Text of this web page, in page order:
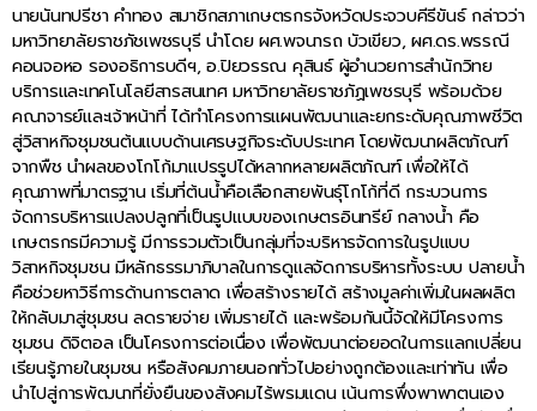
นายนันทปรีชา คำทอง สมาชิกสภาเกษตรกรจังหวัดประจวบคีรีขันธ์ กล่าวว่า
มหาวิทยาลัยราชภัชเพชรบุรี นำโดย ผศ.พจนารถ บัวเขียว, ผศ.ดร.พรรณี
คอนจอหอ รองอธิการบดีฯ, อ.ปิยวรรณ คุสินธ์ ผู้อำนวยการสำนักวิทย
บริการและเทคโนโลยีสารสนเทศ มหาวิทยาลัยราชภัฏเพชรบุรี พร้อมด้วย
คณาจารย์และเจ้าหน้าที่ ได้ทำโครงการแผนพัฒนาและยกระดับคุณภาพชีวิต
สู่วิสาหกิจชุมชนต้นแบบด้านเศรษฐกิจระดับประเทศ โดยพัฒนาผลิตภัณฑ์
จากพืช นำผลของโกโก้มาแปรรูปได้หลากหลายผลิตภัณฑ์ เพื่อให้ได้
คุณภาพที่มาตรฐาน เริ่มที่ต้นน้ำคือเลือกสายพันธุ์โกโก้ที่ดี กระบวนการ
จัดการบริหารแปลงปลูกที่เป็นรูปแบบของเกษตรอินทรีย์ กลางน้ำ คือ
เกษตรกรมีความรู้ มีการรวมตัวเป็นกลุ่มที่จะบริหารจัดการในรูปแบบ
วิสาหกิจชุมชน มีหลักธรรมาภิบาลในการดูแลจัดการบริหารทั้งระบบ ปลายน้ำ
คือช่วยหาวิธีการด้านการตลาด เพื่อสร้างรายได้ สร้างมูลค่าเพิ่มในผลผลิต
ให้กลับมาสู่ชุมชน ลดรายจ่าย เพิ่มรายได้ และพร้อมกันนี้จัดให้มีโครงการ
ชุมชน ดิจิตอล เป็นโครงการต่อเนื่อง เพื่อพัฒนาต่อยอดในการแลกเปลี่ยน
เรียนรู้ภายในชุมชน หรือสังคมภายนอกทั่วไปอย่างถูกต้องและเท่าทัน เพื่อ
นำไปสู่การพัฒนาที่ยั่งยืนของสังคมไร้พรมแดน เน้นการพึ่งพาพาตนเอง